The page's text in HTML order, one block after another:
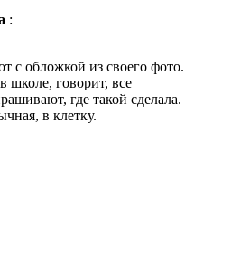
:
с обложкой из своего фото.
школе, говорит, все
где такой сделала.
в клетку.